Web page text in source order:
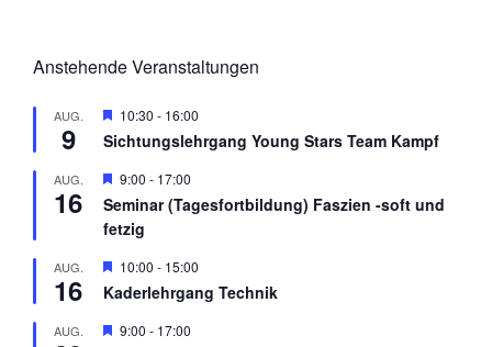
Anstehende Veranstaltungen
AUG.
9
H
r
o
r
e
o
b
n
10:30 - 16:00
Sichtungslehrgang Young Stars Team Kampf
AUG.
16
H
r
v
r
e
o
9:00 - 17:00
Seminar (Tagesfortbildung) Faszien -soft und
fetzig
AUG.
16
H
r
o
10:00 - 15:00
Kaderlehrgang Technik
AUG.
H
9:00 - 17:00